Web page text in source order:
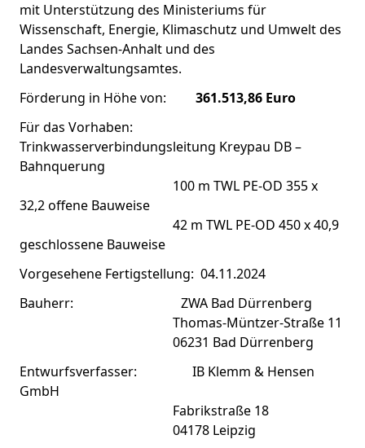
mit Unterstützung des Ministeriums für
Wissenschaft, Energie, Klimaschutz und Umwelt des
Landes Sachsen-Anhalt und des
Landesverwaltungsamtes.
Förderung in Höhe von: 361.513,86 Euro
Für das Vorhaben:
Trinkwasserverbindungsleitung Kreypau DB –
Bahnquerung
100 m TWL PE-OD 355 x
32,2 offene Bauweise
42 m TWL PE-OD 450 x 40,9
geschlossene Bauweise
Vorgesehene Fertigstellung: 04.11.2024
Bauherr: ZWA Bad Dürrenberg
Thomas-Müntzer-Straße 11
06231 Bad Dürrenberg
Entwurfsverfasser: IB Klemm & Hensen
GmbH
Fabrikstraße 18
04178 Leipzig